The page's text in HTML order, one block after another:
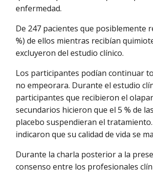
enfermedad.
De 247 pacientes que posiblemente
%) de ellos mientras recibían
excluyeron del estudio clínico.
Los participantes podían continuar
no empeorara. Durante el estudio
participantes que recibieron el
secundarios hicieron que el 5 % de
placebo suspendieran el
indicaron que su calidad de vida se
Durante la charla posterior a la
consenso entre los profesionales